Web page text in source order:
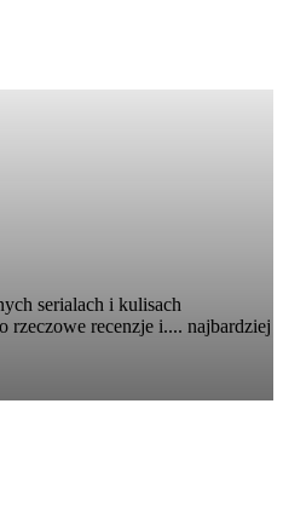
serialach i kulisach
rzeczowe recenzje i.... najbardziej